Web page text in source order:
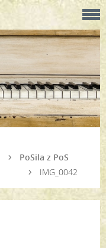
PoSila z PoS
IMG_0042